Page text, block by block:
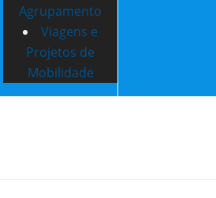
Agrupamento
Viagens e
Projetos de
Mobilidade